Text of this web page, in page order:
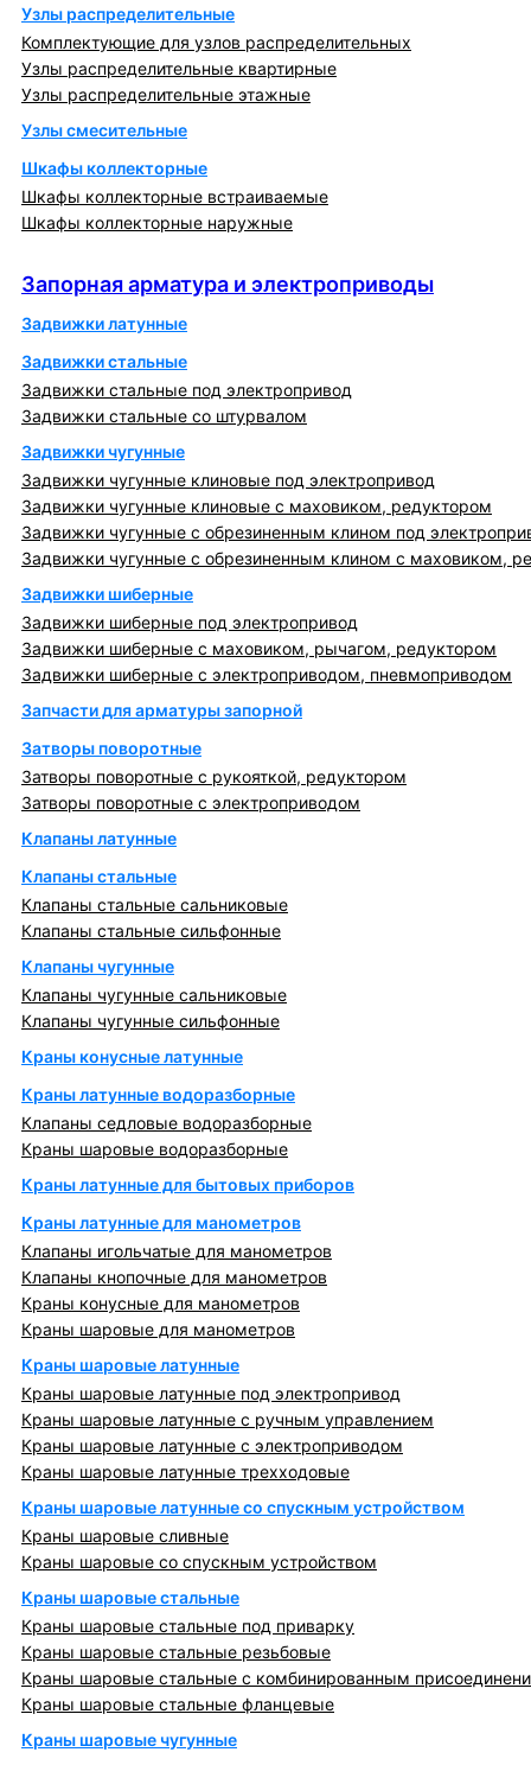
Узлы распределительные
Комплектующие для узлов распределительных
Узлы распределительные квартирные
Узлы распределительные этажные
Узлы смесительные
Шкафы коллекторные
Шкафы коллекторные встраиваемые
Шкафы коллекторные наружные
Запорная арматура и электроприводы
Задвижки латунные
Задвижки стальные
Задвижки стальные под электропривод
Задвижки стальные со штурвалом
Задвижки чугунные
Задвижки чугунные клиновые под электропривод
Задвижки чугунные клиновые с маховиком, редуктором
Задвижки чугунные с обрезиненным клином под
Задвижки чугунные с обрезиненным клином с маховиком,
Задвижки шиберные
Задвижки шиберные под электропривод
Задвижки шиберные с маховиком, рычагом, редуктором
Задвижки шиберные с электроприводом, пневмоприводом
Запчасти для арматуры запорной
Затворы поворотные
Затворы поворотные с рукояткой, редуктором
Затворы поворотные с электроприводом
Клапаны латунные
Клапаны стальные
Клапаны стальные сальниковые
Клапаны стальные сильфонные
Клапаны чугунные
Клапаны чугунные сальниковые
Клапаны чугунные сильфонные
Краны конусные латунные
Краны латунные водоразборные
Клапаны седловые водоразборные
Краны шаровые водоразборные
Краны латунные для бытовых приборов
Краны латунные для манометров
Клапаны игольчатые для манометров
Клапаны кнопочные для манометров
Краны конусные для манометров
Краны шаровые для манометров
Краны шаровые латунные
Краны шаровые латунные под электропривод
Краны шаровые латунные с ручным управлением
Краны шаровые латунные с электроприводом
Краны шаровые латунные трехходовые
Краны шаровые латунные со спускным устройством
Краны шаровые сливные
Краны шаровые со спускным устройством
Краны шаровые стальные
Краны шаровые стальные под приварку
Краны шаровые стальные резьбовые
Краны шаровые стальные с комбинированным
Краны шаровые стальные фланцевые
Краны шаровые чугунные